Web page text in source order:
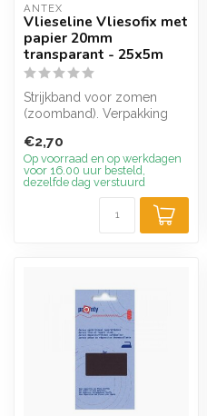
ANTEX
Vlieseline Vliesofix met
papier 20mm
transparant - 25x5m
Strijkband voor zomen
(zoomband). Verpakking
€2,70
Op voorraad en op werkdagen
voor 16.00 uur besteld,
dezelfde dag verstuurd